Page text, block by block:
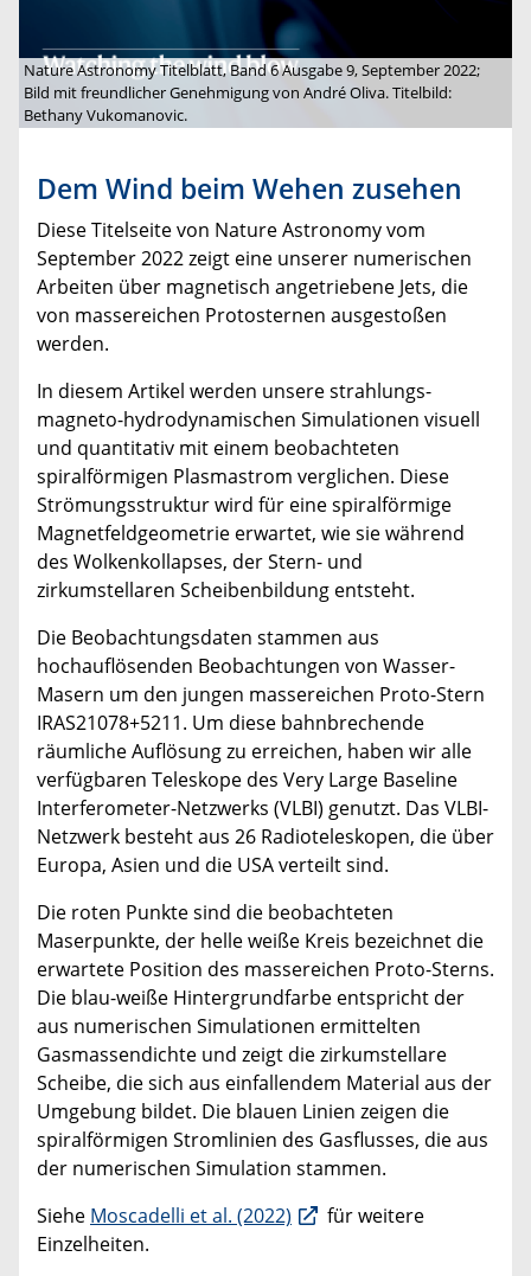
Nature Astronomy Titelblatt, Band 6 Ausgabe 9, September 2022;
Bild mit freundlicher Genehmigung von André Oliva. Titelbild:
Bethany Vukomanovic.
Dem Wind beim Wehen zusehen
Diese Titelseite von Nature Astronomy vom
September 2022 zeigt eine unserer numerischen
Arbeiten über magnetisch angetriebene Jets, die
von massereichen Protosternen ausgestoßen
werden.
In diesem Artikel werden unsere strahlungs-
magneto-hydrodynamischen Simulationen visuell
und quantitativ mit einem beobachteten
spiralförmigen Plasmastrom verglichen. Diese
Strömungsstruktur wird für eine spiralförmige
Magnetfeldgeometrie erwartet, wie sie während
des Wolkenkollapses, der Stern- und
zirkumstellaren Scheibenbildung entsteht.
Die Beobachtungsdaten stammen aus
hochauflösenden Beobachtungen von Wasser-
Masern um den jungen massereichen Proto-Stern
IRAS21078+5211. Um diese bahnbrechende
räumliche Auflösung zu erreichen, haben wir alle
verfügbaren Teleskope des Very Large Baseline
Interferometer-Netzwerks (VLBI) genutzt. Das VLBI-
Netzwerk besteht aus 26 Radioteleskopen, die über
Europa, Asien und die USA verteilt sind.
Die roten Punkte sind die beobachteten
Maserpunkte, der helle weiße Kreis bezeichnet die
erwartete Position des massereichen Proto-Sterns.
Die blau-weiße Hintergrundfarbe entspricht der
aus numerischen Simulationen ermittelten
Gasmassendichte und zeigt die zirkumstellare
Scheibe, die sich aus einfallendem Material aus der
Umgebung bildet. Die blauen Linien zeigen die
spiralförmigen Stromlinien des Gasflusses, die aus
der numerischen Simulation stammen.
Siehe Moscadelli et al. (2022)
für weitere
Einzelheiten.